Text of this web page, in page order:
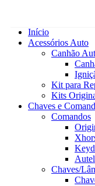
Início
Acessórios Auto
Canhão
Kit para
Kits
Chaves e
Comandos
Autel
Chaves/